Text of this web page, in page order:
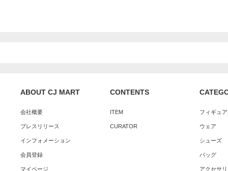
ABOUT CJ MART
会社概要
プレスリリース
インフォメーション
会員登録
マイページ
CONTENTS
ITEM
CURATOR
フィギュ
ウェア
シューズ
バッグ
アクセサ